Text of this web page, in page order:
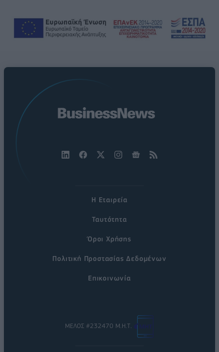
Η Εταιρεία
Ταυτότητα
Όροι Χρήσης
Πολιτική Προστασίας Δεδομένων
Επικοινωνία
ΜΕΛΟΣ #232470 Μ.Η.Τ.